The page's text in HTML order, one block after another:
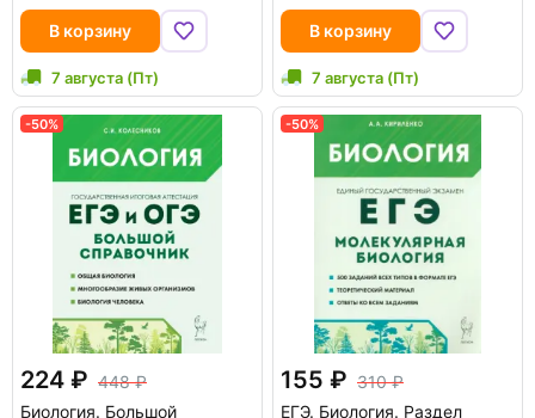
В корзину
7 августа (Пт)
В корзину
7 августа (Пт)
-50%
224
448
Биология. Большой
-50%
155
310
ЕГЭ. Биология. Раздел